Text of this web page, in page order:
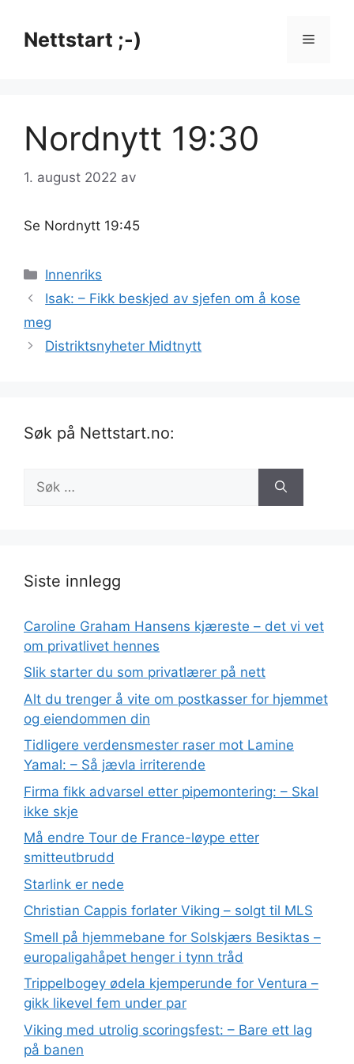
innholdNettstart ;-) Meny
Nordnytt 19:30
1. august 2022 av
Se Nordnytt 19:45
Kategorier
Innenriks
Isak: – Fikk beskjed av sjefen om å kose
meg
Distriktsnyheter Midtnytt
Søk på Nettstart.no:
etter:
Siste innlegg
Caroline Graham Hansens kjæreste – det vi vet
om privatlivet hennes
Slik starter du som privatlærer på nett
Alt du trenger å vite om postkasser for hjemmet
og eiendommen din
Tidligere verdensmester raser mot Lamine
Yamal: – Så jævla irriterende
Firma fikk advarsel etter pipemontering: – Skal
ikke skje
Må endre Tour de France-løype etter
smitteutbrudd
Starlink er nede
Christian Cappis forlater Viking – solgt til MLS
Smell på hjemmebane for Solskjærs Besiktas –
europaligahåpet henger i tynn tråd
Trippelbogey ødela kjemperunde for Ventura –
gikk likevel fem under par
Viking med utrolig scoringsfest: – Bare ett lag
på banen